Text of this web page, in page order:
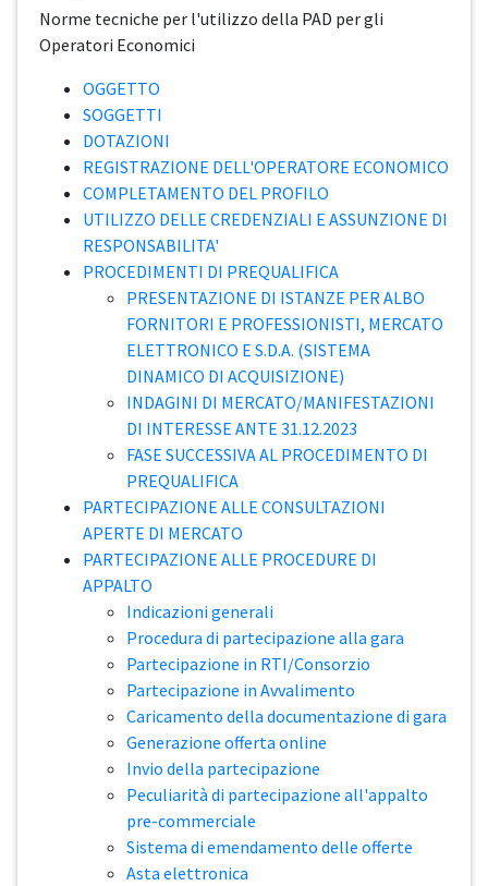
Norme tecniche per l'utilizzo della PAD per gli
Operatori Economici
OGGETTO
SOGGETTI
DOTAZIONI
REGISTRAZIONE DELL'OPERATORE ECONOMICO
COMPLETAMENTO DEL PROFILO
UTILIZZO DELLE CREDENZIALI E ASSUNZIONE DI
RESPONSABILITA'
PROCEDIMENTI DI PREQUALIFICA
PRESENTAZIONE DI ISTANZE PER ALBO
FORNITORI E PROFESSIONISTI, MERCATO
ELETTRONICO E S.D.A. (SISTEMA
DINAMICO DI ACQUISIZIONE)
INDAGINI DI MERCATO/MANIFESTAZIONI
DI INTERESSE ANTE 31.12.2023
FASE SUCCESSIVA AL PROCEDIMENTO DI
PREQUALIFICA
PARTECIPAZIONE ALLE CONSULTAZIONI
APERTE DI MERCATO
PARTECIPAZIONE ALLE PROCEDURE DI
APPALTO
Indicazioni generali
Procedura di partecipazione alla gara
Partecipazione in RTI/Consorzio
Partecipazione in Avvalimento
Caricamento della documentazione di gara
Generazione offerta online
Invio della partecipazione
Peculiarità di partecipazione all'appalto
pre-commerciale
Sistema di emendamento delle offerte
Asta elettronica